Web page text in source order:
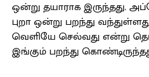
ஒன்று தயாராக இருந்தது.
புறா ஒன்று பறந்து வந்துள்ளது.
வெளியே செல்வது என்று
இங்கும் பறந்து